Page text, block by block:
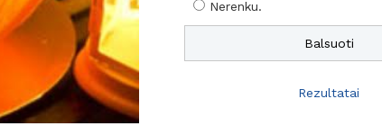
Nerenku.
Rezultatai